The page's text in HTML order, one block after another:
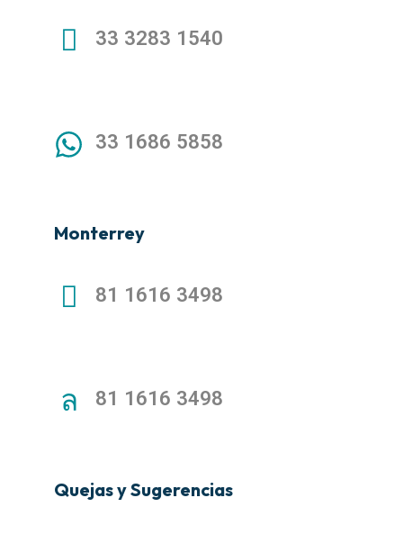
33 3283 1540
33 1686 5858
Monterrey
81 1616 3498
81 1616 3498
Quejas y Sugerencias